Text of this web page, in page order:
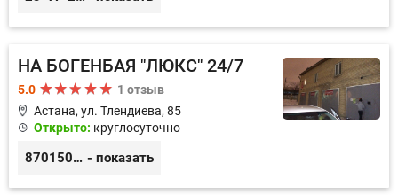
НА БОГЕНБАЯ "ЛЮКС" 24/7
5.0
1 отзыв
Астана, ул. Тлендиева, 85
Открыто: круглосуточно
87015058689 - показать